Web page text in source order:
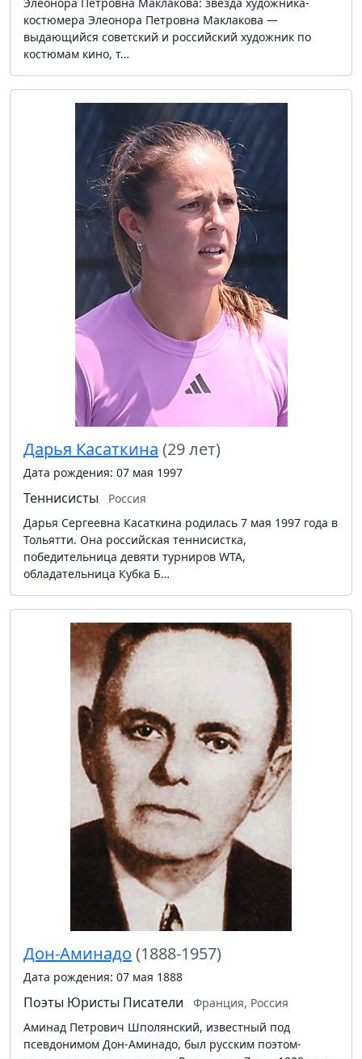
костюмера Элеонора Петровна Маклакова —
выдающийся советский и российский художник по
костюмам кино, т…
Дарья Касаткина (29 лет)
Дата рождения: 07 мая 1997
Теннисисты
Россия
Дарья Сергеевна Касаткина родилась 7 мая 1997 года в
Тольятти. Она российская теннисистка,
победительница девяти турниров WTA,
обладательница Кубка Б…
Дон-Аминадо (1888-1957)
Дата рождения: 07 мая 1888
Поэты Юристы Писатели
Франция, Россия
Аминад Петрович Шполянский, известный под
псевдонимом Дон-Аминадо, был русским поэтом-